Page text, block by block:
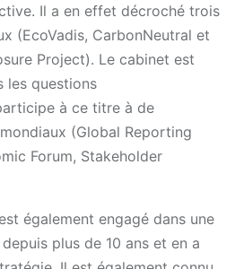
Il a en effet décroché trois
(EcoVadis, CarbonNeutral et
Project). Le cabinet est
les questions
à ce titre à de
(Global Reporting
Forum, Stakeholder
est également engagé dans une
plus de 10 ans et en a